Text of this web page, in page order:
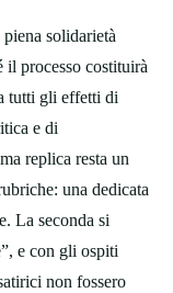
solidarietà
il processo costituirà
tutti gli effetti di
e di
replica resta un
una dedicata
La seconda si
e con gli ospiti
non fossero